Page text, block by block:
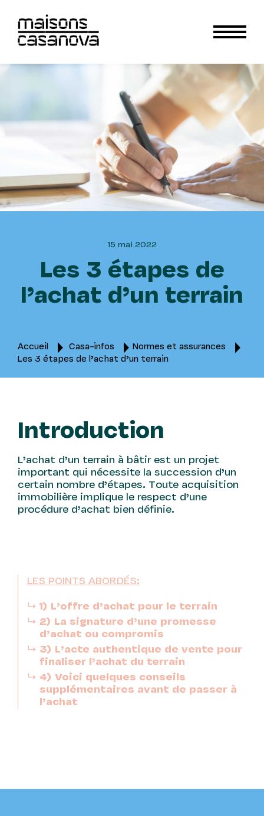
15 mai 2022
Les 3 étapes de
l’achat d’un terrain
Accueil Casa-infos
Normes et assurances
Les 3 étapes de l’achat d’un terrain
Introduction
L’achat d’un terrain à bâtir est un projet
important qui nécessite la succession d’un
certain nombre d’étapes. Toute acquisition
immobilière implique le respect d’une
procédure d’achat bien définie.
LES POINTS ABORDÉS:
1) L’offre d’achat pour le terrain
2) La signature d’une promesse
d’achat ou compromis
3) L’acte authentique de vente pour
finaliser l’achat du terrain
4) Voici quelques conseils
supplémentaires avant de passer à
l’achat